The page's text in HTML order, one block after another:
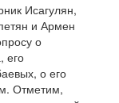
Исагулян,
и Армен
о
его
о его
Отметим,